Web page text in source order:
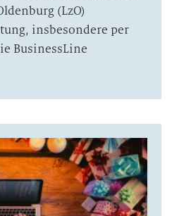
(LzO)
insbesondere per
BusinessLine